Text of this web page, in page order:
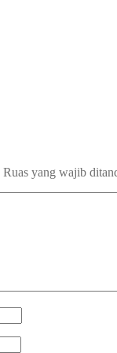
Ruas yang wajib